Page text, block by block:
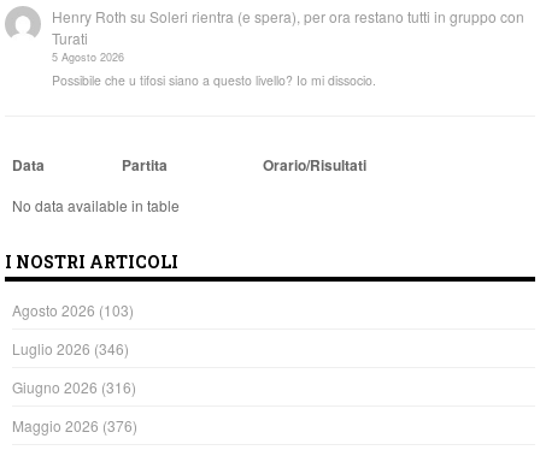
Henry Roth suSoleri rientra (e spera), per ora restano tutti in gruppo con
Turati
5 Agosto 2026
Possibile che u tifosi siano a questo livello? Io mi dissocio.
Data Partita Orario/Risultati
No data available in table
I NOSTRI ARTICOLI
Agosto 2026 (103)
Luglio 2026 (346)
Giugno 2026 (316)
Maggio 2026 (376)